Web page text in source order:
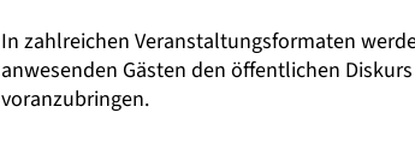
In zahlreichen Veranstaltungsformaten
anwesenden Gästen den öffentlichen
voranzubringen.